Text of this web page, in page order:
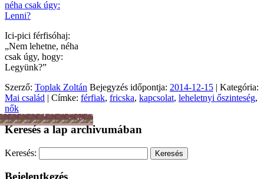
Ici-pici férfisóhaj:
„Nem lehetne, néha
csak úgy, hogy:
Legyünk?”
Szerző: Toplak Zoltán Bejegyzés időpontja: 2014-12-15 | Kategória:
Mai család | Címke: férfiak, fricska, kapcsolat, leheletnyi őszinteség,
nők
Férfiszellem
Mai
család
HobbiMunka
Sport
-
Tánc
Mozgás
Színes
nagyvilág
Önkéntesség
Lélek
és
hit
Női
lét
Egyéb
Keresés a lap archivumában
Keresés: